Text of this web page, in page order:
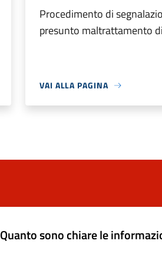
Procedimento di
presunto maltrattamento
VAI ALLA PAGINA
Quanto sono chiare le